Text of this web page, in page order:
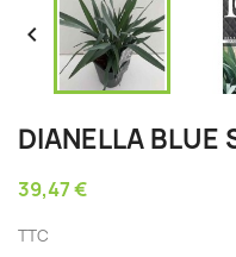

DIANELLA BLUE
39,47 €
TTC